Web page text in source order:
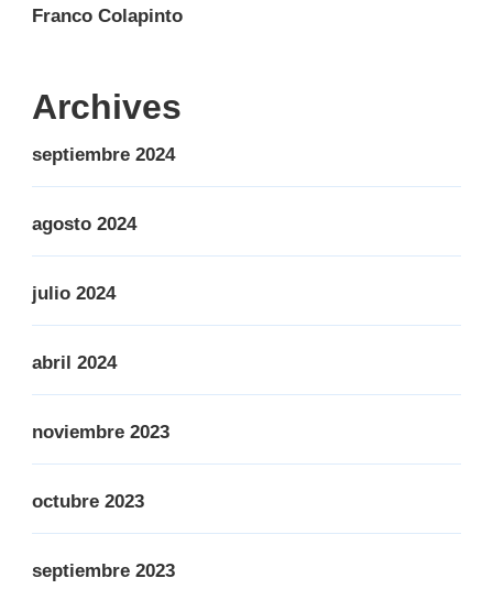
Franco Colapinto
Archives
septiembre 2024
agosto 2024
julio 2024
abril 2024
noviembre 2023
octubre 2023
septiembre 2023